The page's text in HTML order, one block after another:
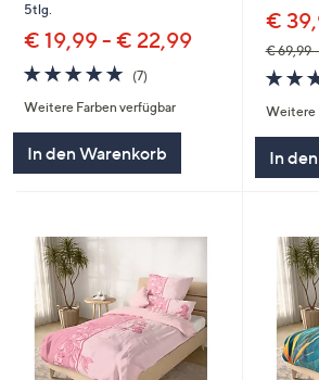
5tlg.
€ 19,99 - € 22,99
4.7
von
5
(7)7
Weitere Farben verfügbar
In den Warenkorb
€
€ 69,99
Weitere
In